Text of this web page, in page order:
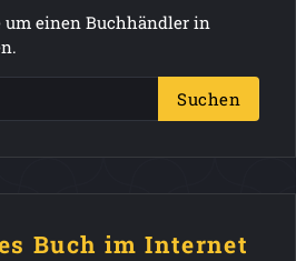
um einen Buchhändler in
Suchen
Buch im Internet